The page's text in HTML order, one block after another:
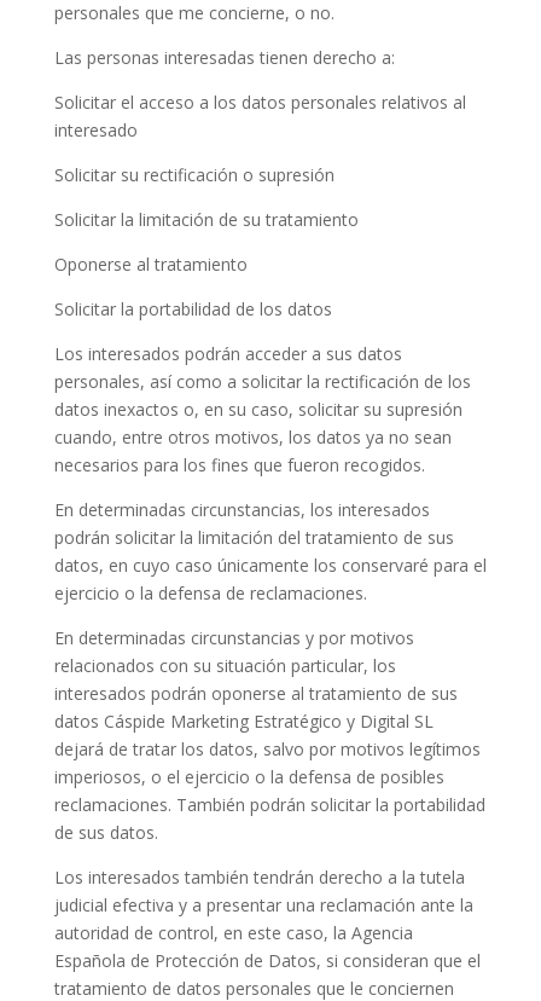
personales que me concierne, o no.
Las personas interesadas tienen derecho a:
Solicitar el acceso a los datos personales relativos al
interesado
Solicitar su rectificación o supresión
Solicitar la limitación de su tratamiento
Oponerse al tratamiento
Solicitar la portabilidad de los datos
Los interesados podrán acceder a sus datos
personales, así como a solicitar la rectificación de los
datos inexactos o, en su caso, solicitar su supresión
cuando, entre otros motivos, los datos ya no sean
necesarios para los fines que fueron recogidos.
En determinadas circunstancias, los interesados
podrán solicitar la limitación del tratamiento de sus
datos, en cuyo caso únicamente los conservaré para el
ejercicio o la defensa de reclamaciones.
En determinadas circunstancias y por motivos
relacionados con su situación particular, los
interesados podrán oponerse al tratamiento de sus
datos Cáspide Marketing Estratégico y Digital SL
dejará de tratar los datos, salvo por motivos legítimos
imperiosos, o el ejercicio o la defensa de posibles
reclamaciones. También podrán solicitar la portabilidad
de sus datos.
Los interesados también tendrán derecho a la tutela
judicial efectiva y a presentar una reclamación ante la
autoridad de control, en este caso, la Agencia
Española de Protección de Datos, si consideran que el
tratamiento de datos personales que le conciernen